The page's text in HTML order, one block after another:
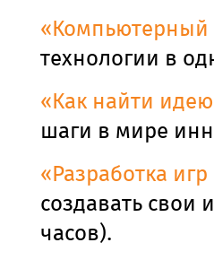
«Компьютерный
технологии в
«Как найти
шаги в мире
«Разработка игр
создавать свои
часов).